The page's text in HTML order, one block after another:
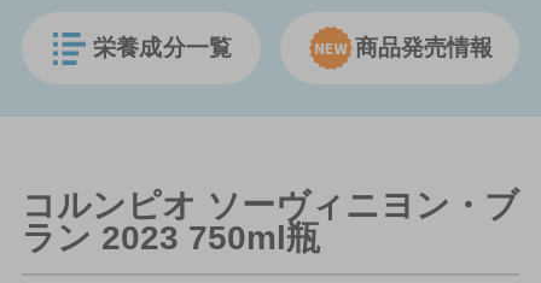
栄養成分一覧 商品発売情報
コルンピオ ソーヴィニヨン・ブ
ラン 2023 750ml瓶